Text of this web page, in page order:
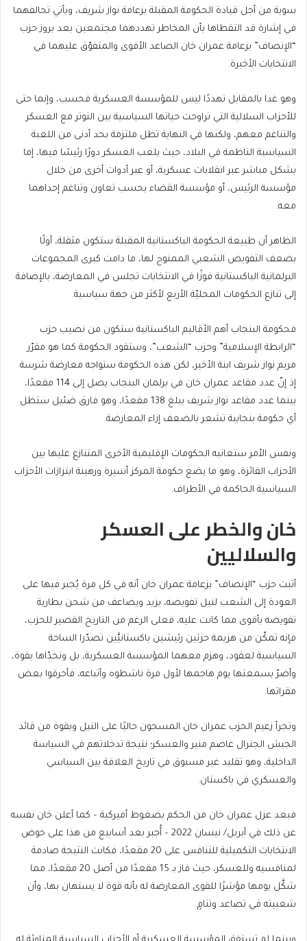
سوية من أجل قيادة الحكومة المقبلة بزعامة نواز شريف، ويأتي تحالفهما
في إشارة قد التقطاها بأن المخاطر تهددهما مجتمعين بعد بروز حزب
“الإنصاف” بزعامة عمران خان الصاعد الأقوى والمتفوّق عليهما في
الانتخابات الأخيرة.
وهو غدا بالمقابل تهددًا ليس للمؤسسة العسكرية فحسب، وإنما حتى
للأحزاب السلالية التي تراوحت حياتها السياسية بين التوتر مع العسكر
والتناغم معهم، ولكنها في النهاية تظل ملتزمة بحد أدنى من اللعبة
السياسية الناظمة في البلاد، حيث يلعب العسكر دورًا رئيسًا فيها، إما
بشكل مباشر عبر انقلابات عسكرية، أو عبر أدوات أخرى من خلال
مؤسسة الرئيس، أو مؤسسة القضاء بحسب تعاون وتناغم إحداهما
معه.
الظاهر أن طبيعة الحكومة الباكستانية المقبلة ستكون مثقلة، أولًا
بضعف التفويض الشعبي الممنوح لها، ما دامت كبرى المجموعات
البرلمانية الباكستانية فوزًا في الانتخابات تجلس في المعارضة، بالإضافة
إلى تنازع الحكومات المحليّة الأربع لأكثر من جهة سياسية.
فحكومة البنجاب أهم الأقاليم الباكستانية ستكون من نصيب حزب
“الرابطة الإسلامية” وحزب “الشعب”، وستقود الحكومة كما هو مقرّر
مريم نواز شريف ابنة الأخير، لكن هذه الحكومة ستواجه معارضة شرسة
إذ إنّ عدد مقاعد عمران خان في برلمان البنجاب يصل إلى 114 مقعدًا،
بينما عدد مقاعد نواز شريف يبلغ 138 مقعدًا، وهو فارق ضئيل ستظل
أي حكومة بنجابية تشعر بالضعف إزاء المعارضة.
ونفس الأمر ستعانيه الحكومات الإقليمية الأخرى المتنازع عليها بين
الأحزاب الفائزة، وهو ما يضع حكومة المركز أسيرة ورهينة ابتزازات الأحزاب
السياسية الحاكمة في الأطراف.
خان والخطر على العسكر
والسلاليين
أثبت حزب “الإنصاف” بزعامة عمران خان أنه في كل مرة يُجبر فيها على
العودة إلى الشعب لنيل تفويضه، يزيد ويضاعف من شحن بطارية
تفويضه بأقوى مما كانت عليه، فعلى الرغم من التاريخ القصير للحزب،
فإنه تمكّن من هزيمة حزبَين رئيسَين باكستانيَّين تصدّرا الساحة
السياسية لعقود، وهزم معهما المؤسسة العسكرية، بل وتحدّاها بقوة،
وأضرّ بسمعتها يوم هاجمها لأول مرة ناشطوه وأتباعه، فأحرقوا بعض
مقراتها.
وتجرأ زعيم الحزب عمران خان المسجون حاليًا على النيل وبقوة من قائد
الجيش الجنرال عاصم منير والعسكر؛ نتيجة تدخلاتهم في السياسة
الداخلية، وهو تقليد غير مسبوق في تاريخ العلاقة بين السياسي
والعسكري في باكستان.
فبعد عزل عمران خان من الحكم بضغوط أميركية – كما أعلن خان نفسه
عن ذلك في أبريل/ نيسان 2022 – أُجبر بعد أسابيع من هذا على خوض
الانتخابات التكميلية للتنافس على 20 مقعدًا، فكانت النتيجة صادمة
لمنافسيه وللعسكر، حيث فاز بـ 15 مقعدًا من أصل 20 مقعدًا، مما
شكَّل يومها مؤشرًا للقوى المعارضة له بأنه قوة لا يستهان بها، وأن
شعبيته في تصاعد وتنامٍ.